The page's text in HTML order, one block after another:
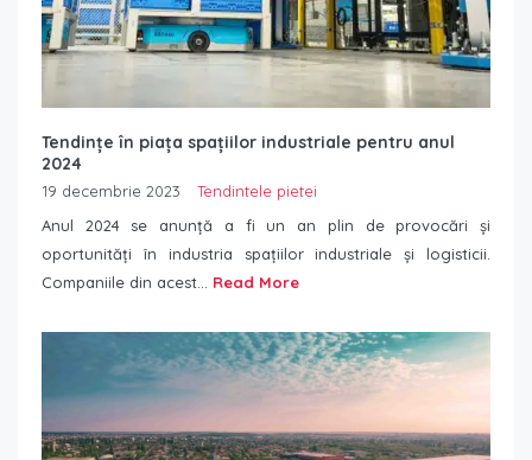
Tendințe în piața spațiilor industriale pentru anul
2024
19 decembrie 2023
Tendintele pietei
Anul 2024 se anunță a fi un an plin de provocări și
oportunități în industria spațiilor industriale și logisticii.
Companiile din acest... Read More